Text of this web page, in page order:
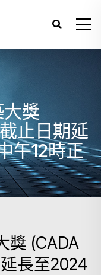
獎
止日期延
午12時正
獎 (CADA
長至2024